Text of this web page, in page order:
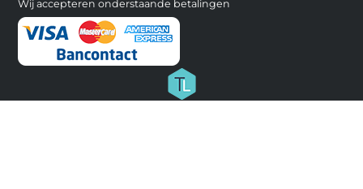
Wij accepteren onderstaande betalingen